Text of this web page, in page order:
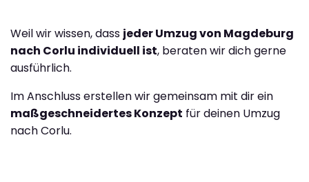
Weil wir wissen, dass jeder Umzug von Magdeburg
nach Corlu individuell ist, beraten wir dich gerne
ausführlich.
Im Anschluss erstellen wir gemeinsam mit dir ein
maßgeschneidertes Konzept für deinen Umzug
nach Corlu.